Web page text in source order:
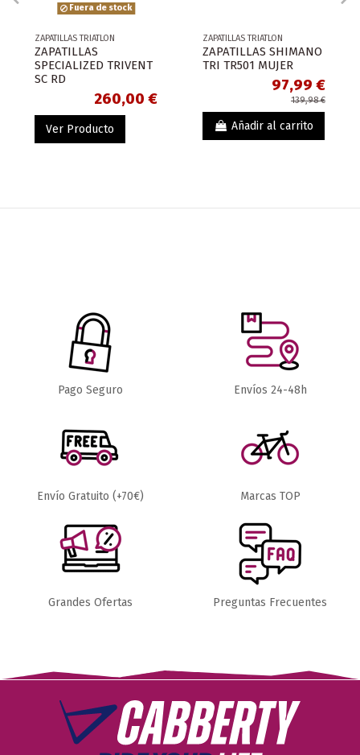
Fuera de stock
ZAPATILLAS TRIATLON
ZAPATILLAS
SPECIALIZED TRIVENT
SC RD
260,00 €
Ver Producto
ZAPATILLAS TRIATLON
ZAPATILLAS SHIMANO
TRI TR501 MUJER
97,99 €
139,98 €
Añadir al carrito
Fuera de stock
ZAPATILLAS SHIMANO
97,99 €
Ver Producto
ZAPATILLAS TRIATLON
ZAPATILLAS MAVIC
98,00 €
140,00 €
Pago Seguro Envíos 24-48h
Envío Gratuito (+70€) Marcas TOP
Grandes Ofertas Preguntas Frecuentes